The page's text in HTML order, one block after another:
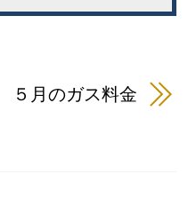
５月のガス料金